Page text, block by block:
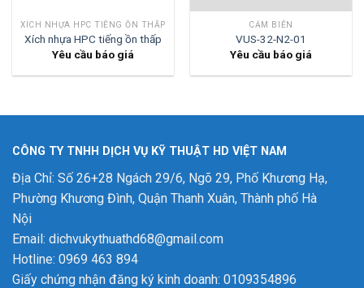
XÍCH NHỰA HPC TIẾNG ỒN THẤP
Xích nhựa HPC tiếng ồn thấp
Yêu cầu báo giá
CẢM BIẾN
VUS-32-N2-01
Yêu cầu báo giá
CÔNG TY TNHH DỊCH VỤ KỸ THUẬT HD VIỆT NAM
Địa Chỉ: Số 26+28 Ngách 29/6, Ngõ 29, Phố Khương Hạ,
Phường Khương Đình, Quận Thanh Xuân, Thành phố Hà
Nội
Email: dichvukythuathd68@gmail.com
Hotline: 0969 463 894
Giấy chứng nhận đăng ký kinh doanh: 0109354896